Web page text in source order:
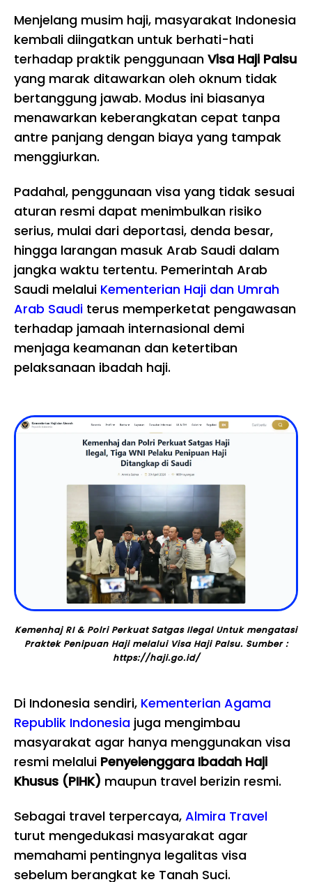
Menjelang musim haji, masyarakat Indonesia
kembali diingatkan untuk berhati-hati
terhadap praktik penggunaan Visa Haji Palsu
yang marak ditawarkan oleh oknum tidak
bertanggung jawab. Modus ini biasanya
menawarkan keberangkatan cepat tanpa
antre panjang dengan biaya yang tampak
menggiurkan.
Padahal, penggunaan visa yang tidak sesuai
aturan resmi dapat menimbulkan risiko
serius, mulai dari deportasi, denda besar,
hingga larangan masuk Arab Saudi dalam
jangka waktu tertentu. Pemerintah Arab
Saudi melalui Kementerian Haji dan Umrah
Arab Saudi terus memperketat pengawasan
terhadap jamaah internasional demi
menjaga keamanan dan ketertiban
pelaksanaan ibadah haji.
Kemenhaj RI & Polri Perkuat Satgas Ilegal Untuk mengatasi
Praktek Penipuan Haji melalui Visa Haji Palsu. Sumber :
https://haji.go.id/
Di Indonesia sendiri, Kementerian Agama
Republik Indonesia juga mengimbau
masyarakat agar hanya menggunakan visa
resmi melalui Penyelenggara Ibadah Haji
Khusus (PIHK) maupun travel berizin resmi.
Sebagai travel terpercaya, Almira Travel
turut mengedukasi masyarakat agar
memahami pentingnya legalitas visa
sebelum berangkat ke Tanah Suci.